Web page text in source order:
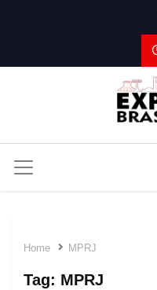
Home MPRJ
Tag: MPRJ